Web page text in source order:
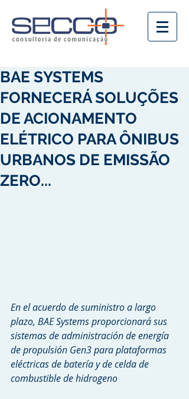
BAE SYSTEMS
FORNECERÁ SOLUÇÕES
DE ACIONAMENTO
ELÉTRICO PARA ÔNIBUS
URBANOS DE EMISSÃO
ZERO...
En el acuerdo de suministro a largo
plazo, BAE Systems proporcionará sus
sistemas de administración de energía
de propulsión Gen3 para plataformas
eléctricas de batería y de celda de
combustible de hidrogeno